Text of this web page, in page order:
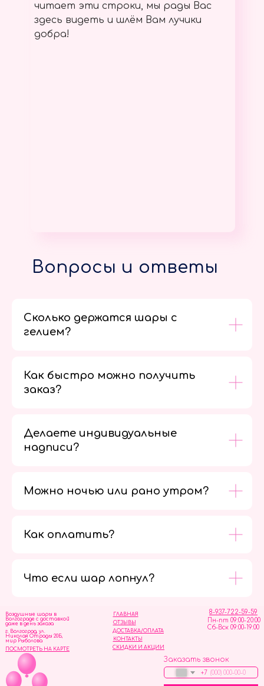
читает эти строки, мы рады Вас
здесь видеть и шлём Вам лучики
добра!
Вопросы и ответы
Сколько держатся шары с
гелием?
Как быстро можно получить
заказ?
Делаете индивидуальные
надписи?
Можно ночью или рано утром?
Как оплатить?
Что если шар лопнул?
ОТЗЫВЫ
ГЛАВНАЯ
ДОСТАВКА/ОПЛАТА
СКИДКИ И АКЦИИ
КОНТАКТЫ
8-937-722-59-59
Пн-пт 09:00-20:00
Сб-Вск 09:00-19:00
Воздушные шары в
Волгограде с доставкой
даже в день заказа
Заказать звонок
+7
г. Волгоград, ул.
Николая Отрады 20Б,
мир Рыболова
ПОСМОТРЕТЬ НА КАРТЕ